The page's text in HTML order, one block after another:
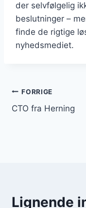
der selvfølgelig
beslutninger –
finde de rigtige
nyhedsmediet.
FORRIGE
CTO fra Herning
Lignende